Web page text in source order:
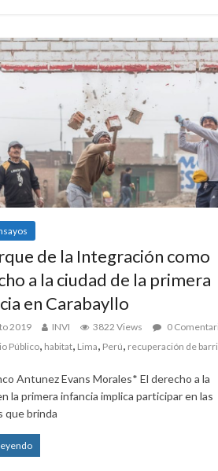
de la Integración como
a la ciudad de la primera
en Carabayllo
2019 INVI 3822 Views
0
Público, habitat, Lima, Perú, recuperación de
Antunez Evans Morales* El derecho a la
la primera infancia implica participar en las
que brinda